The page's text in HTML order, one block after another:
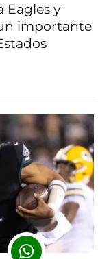
Eagles y
importante